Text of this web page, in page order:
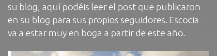
su blog, aquí podéis leerel post que publicaron
en su blog para sus propios seguidores. Escocia
va a estar muy en boga a partir de este año.